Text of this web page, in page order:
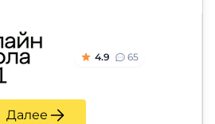
4.9 65
Далее